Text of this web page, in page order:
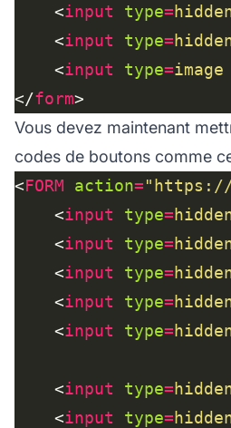
    <
input type=
    <
input type=
    <
input type=image
</form
Vous devez maintenant
codes de boutons comme
<FORM action="https://
    <
input type=
    <
input type=
    <
input type=
    <
input type=
    <
input type=
    <
input type=
    <
input type=